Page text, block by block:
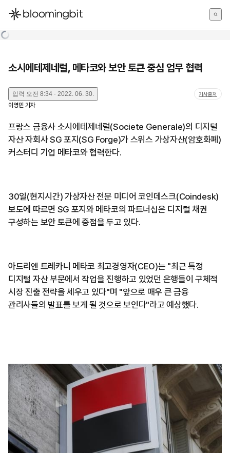
한국어
소시에테제네럴, 메타코와 보안 토큰 중심 업무 협력
입력 오전 8:34 · 2022. 06. 30. 기사출처
이영민 기자
프랑스 금융사 소시에테제네럴(Societe Generale)의 디지털
자산 자회사 SG 포지(SG Forge)가 스위스 가상자산(암호화폐)
커스터디 기업 메타코와 협력한다.
30일(현지시간) 가상자산 전문 미디어 코인데스크(Coindesk)
보도에 따르면 SG 포지와 메타코의 파트너십은 디지털 채권
구성하는 보안 토큰에 중점을 두고 있다.
아드리엔 트레카니 메타코 최고경영자(CEO)는 "최근 특정
디지털 자산 부문에서 작업을 진행하고 있었던 은행들이 구체적
시장 진출 전략을 세우고 있다"며 "앞으로 매우 큰 금융
관리사들의 발표를 보게 될 것으로 보인다"라고 예상했다.